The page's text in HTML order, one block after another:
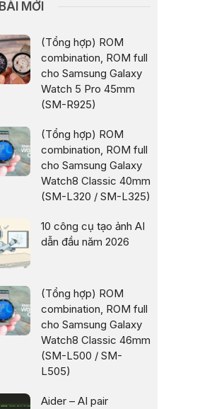
BÀI MỚI
(Tổng hợp) ROM
combination, ROM full
cho Samsung Galaxy
Watch 5 Pro 45mm
(SM-R925)
(Tổng hợp) ROM
combination, ROM full
cho Samsung Galaxy
Watch8 Classic 40mm
(SM-L320 / SM-L325)
10 công cụ tạo ảnh AI
dẫn đầu năm 2026
(Tổng hợp) ROM
combination, ROM full
cho Samsung Galaxy
Watch8 Classic 46mm
(SM-L500 / SM-
L505)
Aider – AI pair